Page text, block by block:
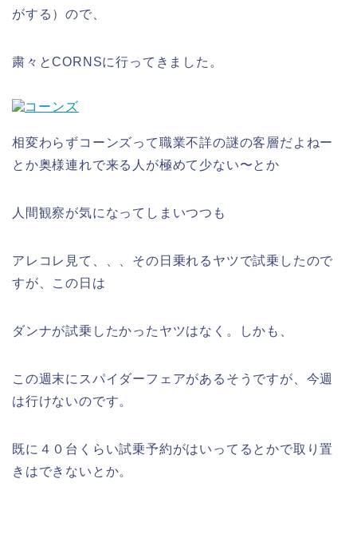
がする）ので、
粛々とCORNSに行ってきました。
相変わらずコーンズって職業不詳の謎の客層だよねー
とか奥様連れで来る人が極めて少ない〜とか
人間観察が気になってしまいつつも
アレコレ見て、、、その日乗れるヤツで試乗したので
すが、この日は
ダンナが試乗したかったヤツはなく。しかも、
この週末にスパイダーフェアがあるそうですが、今週
は行けないのです。
既に４０台くらい試乗予約がはいってるとかで取り置
きはできないとか。